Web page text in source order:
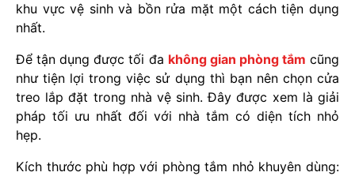
khu vực vệ sinh và bồn rửa mặt một cách tiện dụng
nhất.
Để tận dụng được tối đa không gian phòng tắm cũng
như tiện lợi trong việc sử dụng thì bạn nên chọn cửa
treo lắp đặt trong nhà vệ sinh. Đây được xem là giải
pháp tối ưu nhất đối với nhà tắm có diện tích nhỏ
hẹp.
Kích thước phù hợp với phòng tắm nhỏ khuyên dùng: